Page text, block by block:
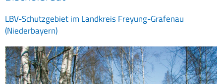
LBV-Schutzgebiet im Landkreis Freyung-Grafenau
(Niederbayern)